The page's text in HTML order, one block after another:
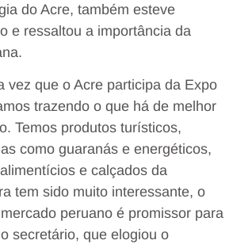
do Acre, também esteve
e ressaltou a importância da
vez que o Acre participa da Expo
trazendo o que há de melhor
Temos produtos turísticos,
como guaranás e energéticos,
e calçados da
tem sido muito interessante, o
peruano é promissor para
secretário, que elogiou o